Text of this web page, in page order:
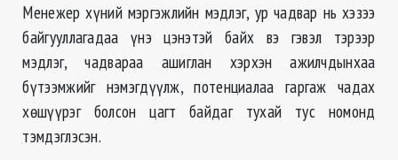
Менежер хүний мэргэжлийн мэдлэг, ур чадвар нь хэзээ
байгууллагадаа үнэ цэнэтэй байх вэ гэвэл тэрээр
мэдлэг, чадвараа ашиглан хэрхэн ажилчдынхаа
бүтээмжийг нэмэгдүүлж, потенциалаа гаргаж чадах
хөшүүрэг болсон цагт байдаг тухай тус номонд
тэмдэглэсэн.